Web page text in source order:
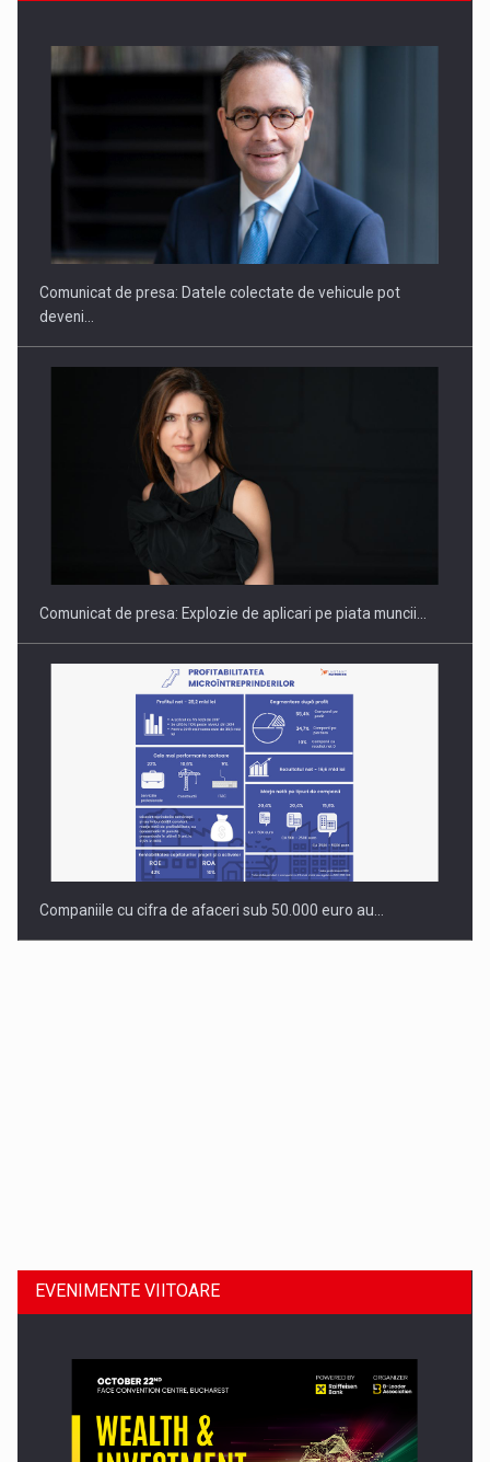
ROOTED IN ROMANIA, BUILT TO DELIVER TECHNOLOGY FOR
PUTTING ROMANIAN CORPORATE COMPANIES ON THE
INTERNATIONAL BUSINESS SCENE
Comunicat de presa: Datele colectate de vehicule pot
deveni…
Comunicat de presa: Explozie de aplicari pe piata muncii…
Companiile cu cifra de afaceri sub 50.000 euro au…
EVENIMENTE VIITOARE